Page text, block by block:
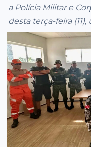
a Polícia Militar e
desta terça-feira (11),